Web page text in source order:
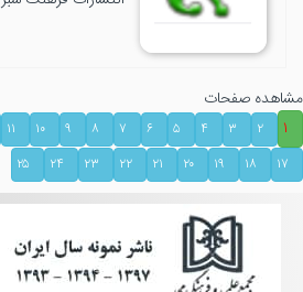
مشاهده صفحات
۱
۲ ۳ ۴ ۵ ۶ ۷ ۸ ۹ ۱۰ ۱۱
۱۷
۱۸ ۱۹ ۲۰ ۲۱ ۲۲ ۲۳ ۲۴ ۲۵